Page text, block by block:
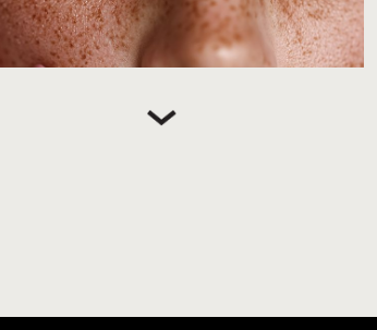
Dein Gehalt – mehr als nur eine